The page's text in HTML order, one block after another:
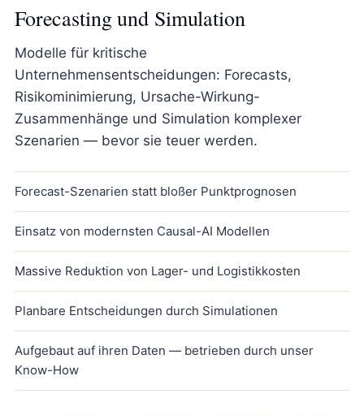
Forecasting und Simulation
Modelle für kritische
Unternehmensentscheidungen: Forecasts,
Risikominimierung, Ursache-Wirkung-
Zusammenhänge und Simulation komplexer
Szenarien — bevor sie teuer werden.
Forecast-Szenarien statt bloßer Punktprognosen
Einsatz von modernsten Causal-AI Modellen
Massive Reduktion von Lager- und Logistikkosten
Planbare Entscheidungen durch Simulationen
Aufgebaut auf ihren Daten — betrieben durch unser
Know-How